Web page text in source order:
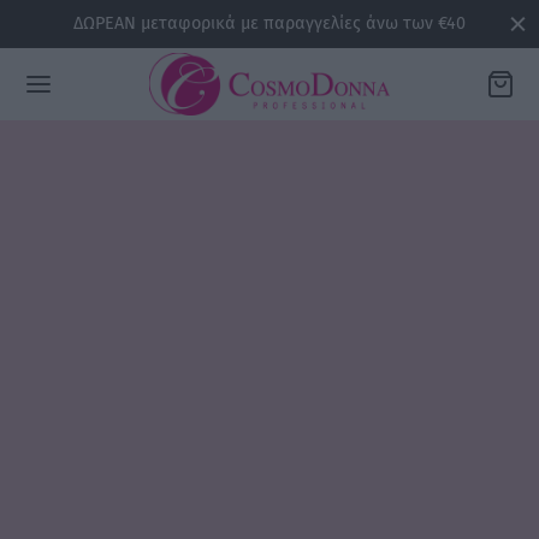
ΔΩΡΕΑΝ μεταφορικά με παραγγελίες άνω των €40